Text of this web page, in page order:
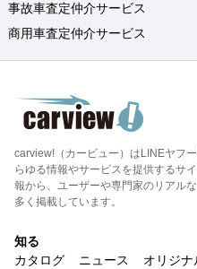
事故車査定仲介サービス
商用車査定仲介サービス
carview!（カービュー）はLINEヤフ
らゆる情報やサービスを提供するサ
報から、ユーザーや専門家のリアル
多く掲載しています。
知る
カタログ
ニュース オリジナ